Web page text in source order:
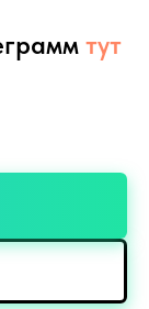
тут